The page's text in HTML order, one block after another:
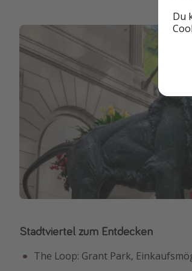
Stadtviertel zum Entdecken
The Loop: Grant Park,
Du